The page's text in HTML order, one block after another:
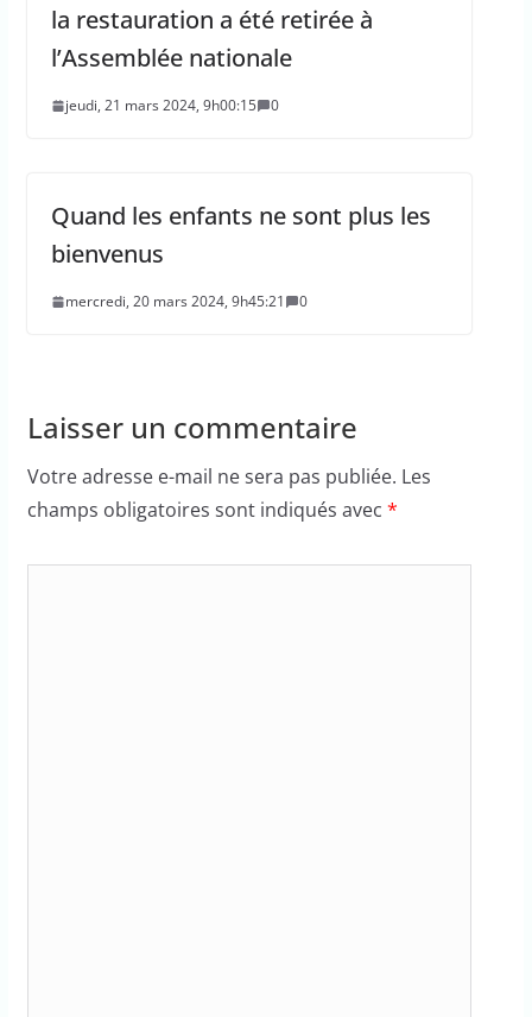
la restauration a été retirée à
l’Assemblée nationale
jeudi, 21 mars 2024, 9h00:15 0
Quand les enfants ne sont plus les
bienvenus
mercredi, 20 mars 2024, 9h45:21 0
Laisser un commentaire
Votre adresse e-mail ne sera pas publiée. Les
champs obligatoires sont indiqués avec *